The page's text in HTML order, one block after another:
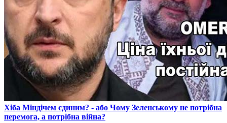
​Хіба Міндічем єдиним? - або Чому Зеленському не потрібна
перемога, а потрібна війна?